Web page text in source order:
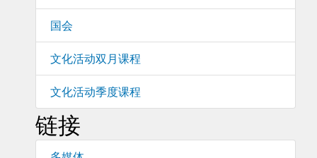
国会
文化活动双月课程
文化活动季度课程
链接